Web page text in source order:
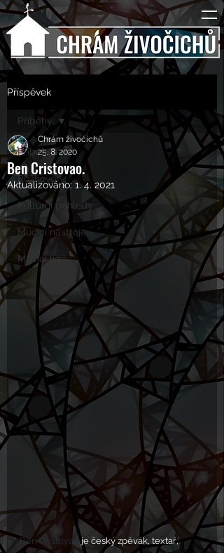
Příspěvek
Příběhy
Rozhovory
Kulturní pohledy
Mučící nástroje
Mučící lidé
Příběhy
Ben Cristovao.
Chrám živočichů
25. 8. 2020
Aktualizováno: 1. 4. 2021
Ben Cristovao je český zpěvák, textař,